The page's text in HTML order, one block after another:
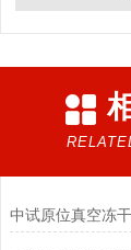
中试原位真空冻